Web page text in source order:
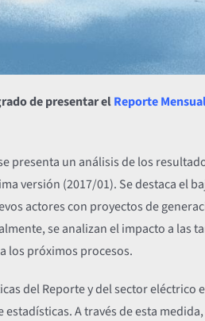
de presentar elReporte
presenta un análisis de los
versión (2017/01). Se destaca el
actores con proyectos de
se analizan el impacto a las
los próximos procesos.
del Reporte y del sector
A través de esta